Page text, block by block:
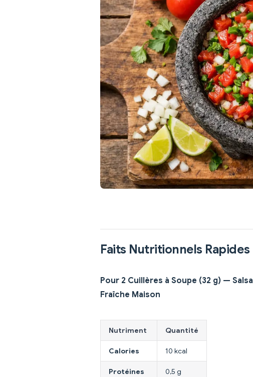
Faits Nutritionnels Rapides
Pour 2 Cuillères à Soupe (32 g) — Salsa
Fraîche Maison
Nutriment Quantité
Calories 10 kcal
Protéines 0,5 g